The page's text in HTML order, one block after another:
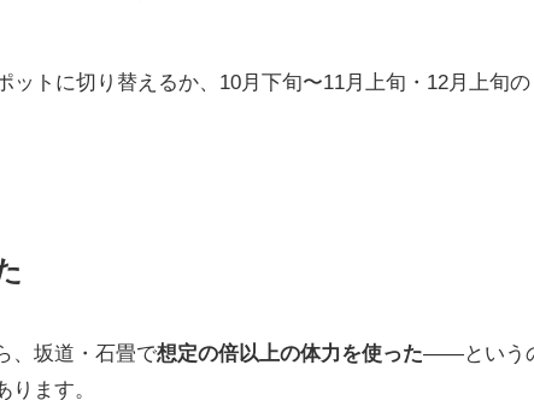
ットに切り替えるか、10月下旬〜11月上旬・12月上旬の
、坂道・石畳で想定の倍以上の体力を使った——という
ります。